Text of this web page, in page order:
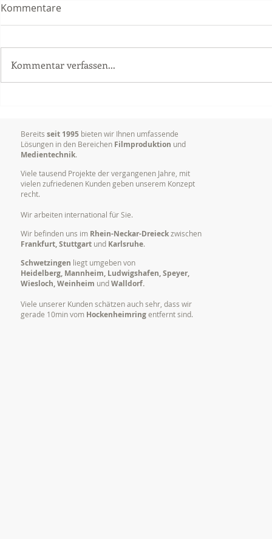
durch bewegte Bilder
Kommentare
Kommentar verfassen...
Bereits seit 1995 bieten wir Ihnen umfassende
Lösungen in den Bereichen Filmproduktion und
Medientechnik.
Viele tausend Projekte der vergangenen Jahre, mit
vielen zufriedenen Kunden geben unserem Konzept
recht.
Wir arbeiten international für Sie.
Wir befinden uns im Rhein-Neckar-Dreieckzwischen
Frankfurt, Stuttgart und Karlsruhe.
Schwetzingen liegt umgeben von
Heidelberg, Mannheim, Ludwigshafen, Speyer,
Wiesloch, Weinheim undWalldorf.
Viele unserer Kunden schätzen auch sehr, dass wir
gerade 10min vom Hockenheimringentfernt sind.